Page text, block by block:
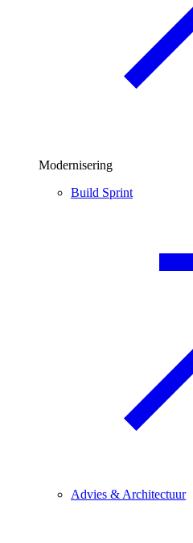
Modernisering
Build Sprint
Advies & Architectuur